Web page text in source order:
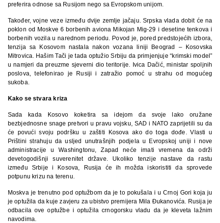
preferira odnose sa Rusijom nego sa Evropskom unijom.
Također, vojne veze između dvije zemlje jačaju. Srpska vlada dobit će na
poklon od Moskve 6 borbenih aviona Mikojan Mig-29 i desetine tenkova i
borbenih vozila u narednom periodu. Povod je, pored predstojećih izbora,
tenzija sa Kosovom nastala nakon vozana liniji Beograd – Kosovska
Mitrovica. Hašim Tači je tada optužio Srbiju da primjenjuje “krimski model”
u namjeri da preuzme sjeverni dio teritorije. Ivica Dačić, ministar spoljnih
poslova, telefonirao je Rusiji i zatražio pomoć u strahu od mogućeg
sukoba.
Kako se stvara kriza
Sada kada Kosovo koketira sa idejom da svoje lako oružane
bezbjednosne snage pretvori u pravu vojsku, SAD i NATO zaprijetili su da
će povući svoju podršku u zaštiti Kosova ako do toga dođe. Vlasti u
Prištini strahuju da usljed unutrašnjih podjela u Evropskoj uniji i nove
administracije u Washingtonu, Zapad neće imati vremena da održi
devetogodišnji suverenitet države. Ukoliko tenzije nastave da rastu
između Srbije i Kosova, Rusija će ih možda iskoristiti da sprovede
potpunu krizu na terenu.
Moskva je trenutno pod optužbom da je to pokušala i u Crnoj Gori koja ju
je optužila da kuje zavjeru za ubistvo premijera Mila Đukanovića. Rusija je
odbacila ove optužbe i optužila crnogorsku vladu da je kleveta lažnim
navodima.